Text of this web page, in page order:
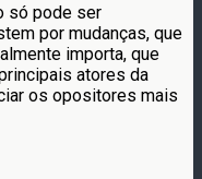
só pode ser
por mudanças, que
importa, que
atores da
os opositores mais